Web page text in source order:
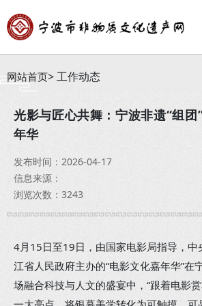
网站首页 工作动态
光影与匠心共舞：宁波非遗“组团
年华
发布时间：2026-04-17
信息来源：
浏览次数：3243
4月15日至19日，由国家电影局指导，中
江省人民政府主办的“电影文化嘉年华”在
场融合科技与人文的盛宴中，“跟着电影